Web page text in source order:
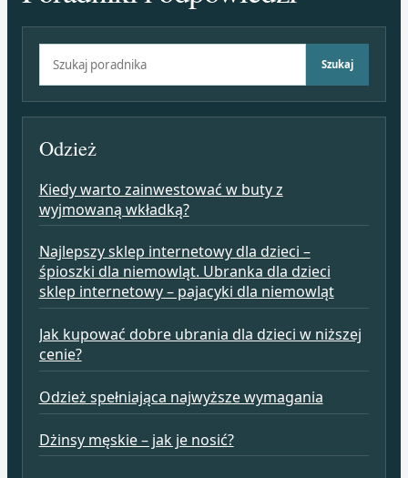
Szukaj
Odzież
Kiedy warto zainwestować w buty z
wyjmowaną wkładką?
Najlepszy sklep internetowy dla dzieci –
śpioszki dla niemowląt. Ubranka dla dzieci
sklep internetowy – pajacyki dla niemowląt
Jak kupować dobre ubrania dla dzieci w niższej
cenie?
Odzież spełniająca najwyższe wymagania
Dżinsy męskie – jak je nosić?